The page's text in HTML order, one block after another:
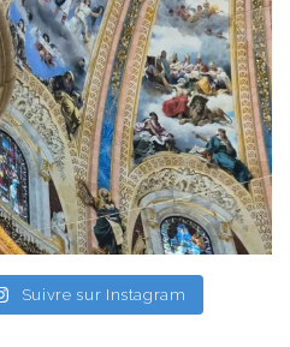
Suivre sur Instagram